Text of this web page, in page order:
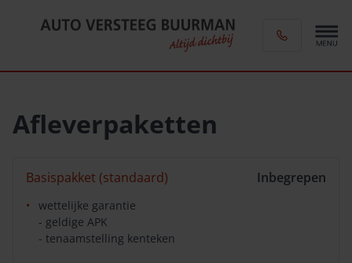
Afleverpaketten
Basispakket (standaard) Inbegrepen
wettelijke garantie
- geldige APK
- tenaamstelling kenteken